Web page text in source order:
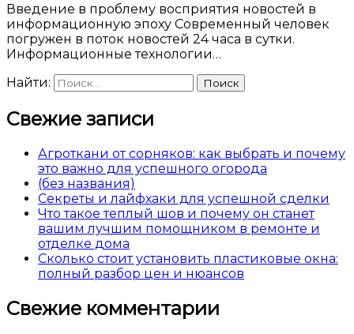
Введение в проблему восприятия новостей в
информационную эпоху Современный человек
погружен в поток новостей 24 часа в сутки.
Информационные технологии…
Найти:
Свежие записи
Агроткани от сорняков: как выбрать и почему
это важно для успешного огорода
(без названия)
Секреты и лайфхаки для успешной сделки
Что такое теплый шов и почему он станет
вашим лучшим помощником в ремонте и
отделке дома
Сколько стоит установить пластиковые окна:
полный разбор цен и нюансов
Свежие комментарии